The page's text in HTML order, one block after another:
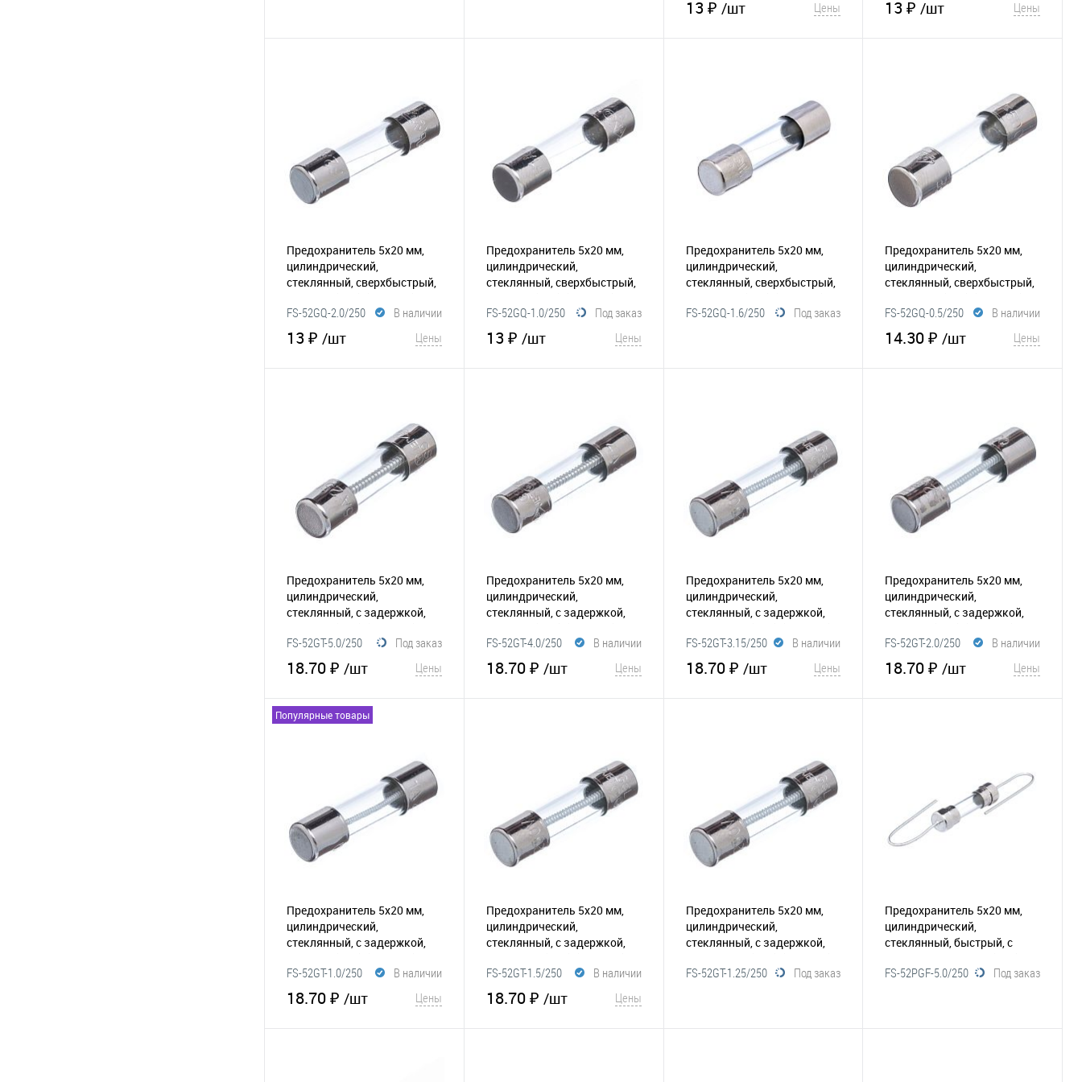
Сравнение Сравнение
13 ₽ /шт Цены
Сравнение
13 ₽/шт Цены
Сравнение
Предохранитель 5х20 мм,
цилиндрический,
стеклянный, сверхбыстрый,
В наличии
FS-52GQ-2.0/250
13 ₽ /шт Цены
Сравнение
Предохранитель 5х20 мм,
цилиндрический,
стеклянный, сверхбыстрый,
Под заказ
FS-52GQ-1.0/250
13 ₽ /шт Цены
Сравнение
Предохранитель 5х20 мм,
цилиндрический,
стеклянный, сверхбыстрый,
Под заказ
FS-52GQ-1.6/250
Сравнение
Предохранитель 5х20 мм,
цилиндрический,
стеклянный, сверхбыстрый,
В наличии
FS-52GQ-0.5/250
14.30 ₽/шт Цены
Сравнение
Предохранитель 5х20 мм,
цилиндрический,
стеклянный, с задержкой,
Под заказ
FS-52GT-5.0/250
18.70 ₽ /шт Цены
В корзину
Сравнение
Предохранитель 5х20 мм,
цилиндрический,
стеклянный, с задержкой,
В наличии
FS-52GT-4.0/250
18.70 ₽ /шт Цены
Сравнение
Предохранитель 5х20 мм,
цилиндрический,
стеклянный, с задержкой,
В наличии
FS-52GT-3.15/250
18.70 ₽ /шт Цены
Сравнение
Предохранитель 5х20 мм,
цилиндрический,
стеклянный, с задержкой,
В наличии
FS-52GT-2.0/250
18.70 ₽/шт Цены
Популярные товары
Предохранитель 5х20 мм,
цилиндрический,
стеклянный, с задержкой,
В наличии
FS-52GT-1.0/250
18.70 ₽ /шт Цены
Предохранитель 5х20 мм,
цилиндрический,
стеклянный, с задержкой,
В наличии
FS-52GT-1.5/250
18.70 ₽ /шт Цены
Предохранитель 5х20 мм,
цилиндрический,
стеклянный, с задержкой,
Под заказ
FS-52GT-1.25/250
Предохранитель 5х20 мм,
цилиндрический,
стеклянный, быстрый, с
(116-018)
Под заказ
FS-52PGF-5.0/250